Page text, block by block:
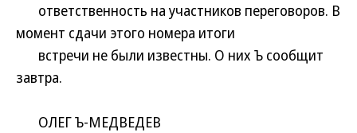
ответственность на участников переговоров. В
момент сдачи этого номера итоги
встречи не были известны. О них Ъ сообщит
завтра.
ОЛЕГ Ъ-МЕДВЕДЕВ